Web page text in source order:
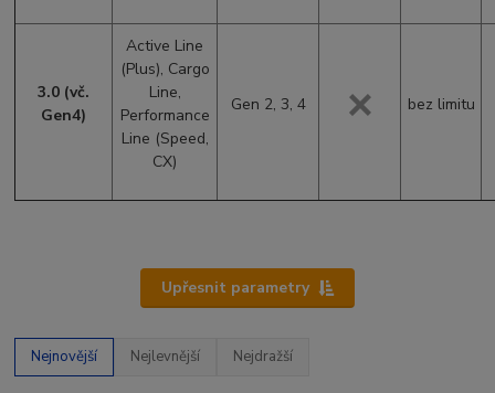
3.0 (vč.
Gen4)
Active Line
(Plus), Cargo
Line,
Performance
Line (Speed,
CX)
Gen 2, 3, 4 bez limitu
Upřesnit parametry
Nejnovější Nejlevnější Nejdražší